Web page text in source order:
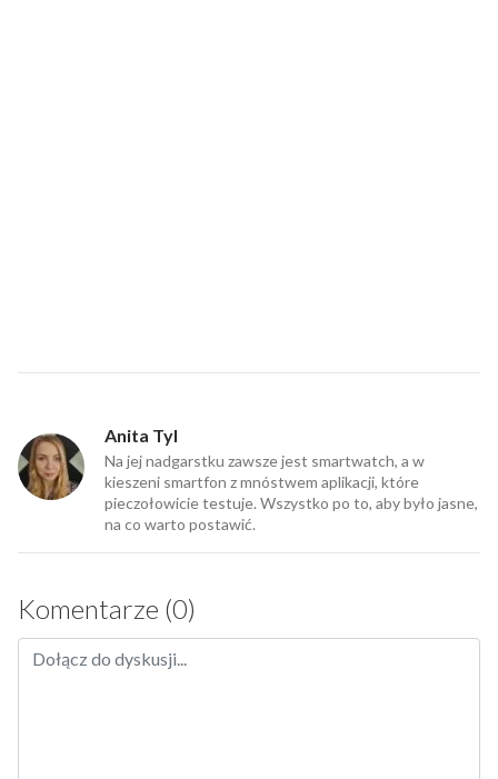
Anita Tyl
Na jej nadgarstku zawsze jest smartwatch, a w
kieszeni smartfon z mnóstwem aplikacji, które
pieczołowicie testuje. Wszystko po to, aby było jasne,
na co warto postawić.
Komentarze (0)